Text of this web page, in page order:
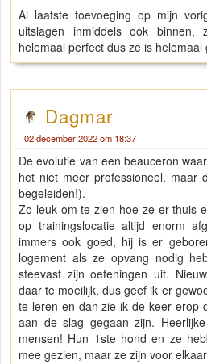
Al laatste toevoeging op mijn
uitslagen inmiddels ook
helemaal perfect dus ze is helemaal
Dagmar
02 december 2022 om 18:37
De evolutie van een beauceron
het niet meer professioneel, maar
begeleiden!).
Zo leuk om te zien hoe ze er thuis
op trainingslocatie altijd enorm
immers ook goed, hij is er
logement als ze opvang nodig
steevast zijn oefeningen uit.
daar te moeilijk, dus geef ik er
te leren en dan zie ik de keer erop
aan de slag gegaan zijn.
mensen! Hun 1ste hond en ze
mee gezien, maar ze zijn voor